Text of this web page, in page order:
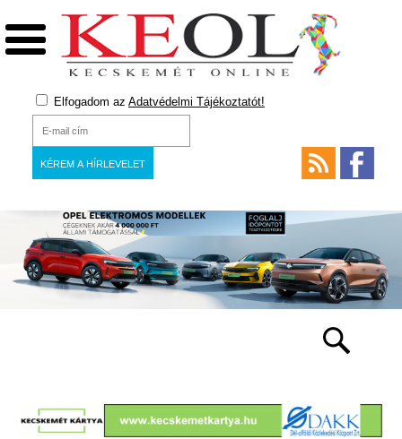
Elfogadom az Adatvédelmi Tájékoztatót!